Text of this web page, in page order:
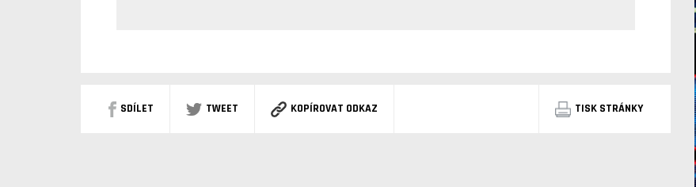
SDÍLET TWEET KOPÍROVAT ODKAZ TISK STRÁNKY